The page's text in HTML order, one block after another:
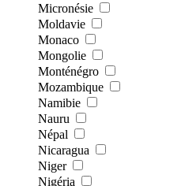
Micronésie
Moldavie
Monaco
Mongolie
Monténégro
Mozambique
Namibie
Nauru
Népal
Nicaragua
Niger
Nigéria